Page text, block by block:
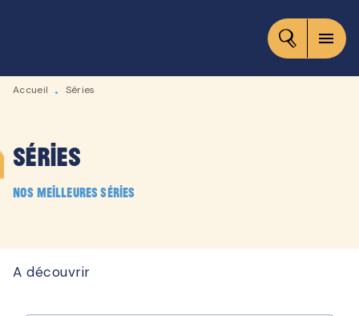
CONTENU
menu
Accueil • Séries
Séries
Nos meilleures séries
A découvrir